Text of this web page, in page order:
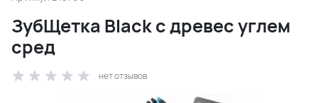
ЗубЩетка Black с древес углем
сред
нет отзывов